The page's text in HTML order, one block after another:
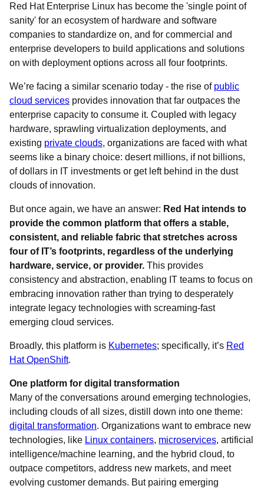
Red Hat Enterprise Linux has become the 'single point of
sanity' for an ecosystem of hardware and software
companies to standardize on, and for commercial and
enterprise developers to build applications and solutions
on with deployment options across all four footprints.
We’re facing a similar scenario today - the rise of public
cloud services provides innovation that far outpaces the
enterprise capacity to consume it. Coupled with legacy
hardware, sprawling virtualization deployments, and
existing private clouds, organizations are faced with what
seems like a binary choice: desert millions, if not billions,
of dollars in IT investments or get left behind in the dust
clouds of innovation.
But once again, we have an answer: Red Hat intends to
provide the common platform that offers a stable,
consistent, and reliable fabric that stretches across
four of IT’s footprints, regardless of the underlying
hardware, service, or provider. This provides
consistency and abstraction, enabling IT teams to focus on
embracing innovation rather than trying to desperately
integrate legacy technologies with screaming-fast
emerging cloud services.
Broadly, this platform is Kubernetes; specifically, it’s Red
Hat OpenShift.
One platform for digital transformation
Many of the conversations around emerging technologies,
including clouds of all sizes, distill down into one theme:
digital transformation. Organizations want to embrace new
technologies, like Linux containers, microservices, artificial
intelligence/machine learning, and the hybrid cloud, to
outpace competitors, address new markets, and meet
evolving customer demands. But pairing emerging